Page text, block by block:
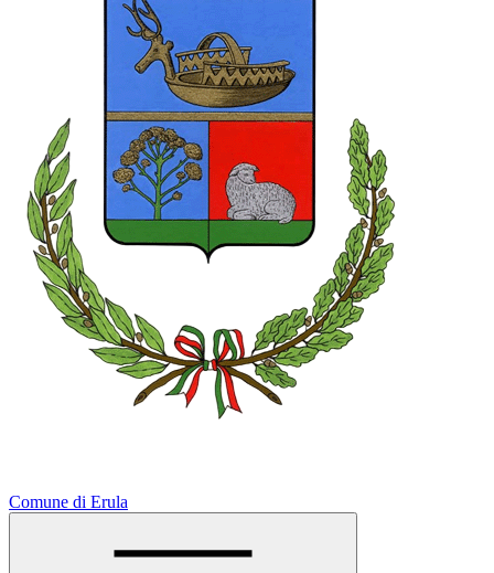
Comune di Erula